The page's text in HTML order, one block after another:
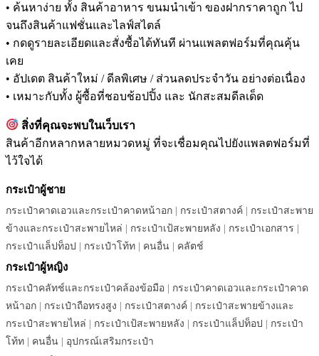
• ค้นหาง่าย ทั้ง สินค้าอาหาร ขนมนำเข้า ของฝากราคาถูก ไป
จนถึงสินค้าแฟชั่นและไลฟ์สไตล์
• กดดูรายละเอียดและสั่งซื้อได้ทันที ผ่านแพลตฟอร์มที่คุณคุ้น
เคย
• อัปเดต สินค้าใหม่ / ดีลพิเศษ / ส่วนลดประจำวัน อย่างต่อเนื่อง
• เหมาะกับทั้ง ผู้ซื้อที่ชอบช้อปปิ้ง และ นักสะสมดีลเด็ด
สิ่งที่คุณจะพบในเว็บเรา
สินค้าอีกหลากหลายหมวดหมู่ ที่จะเชื่อมคุณไปยังแพลตฟอร์มที่
ไว้ใจได้
กระเป๋าผู้ชาย
กระเป๋าคาดเอวและกระเป๋าคาดหน้าอก | กระเป๋าสตางค์ | กระเป๋าสะพาย
ข้างและกระเป๋าสะพายไหล่ | กระเป๋าเป้สะพายหลัง | กระเป๋าเอกสาร |
กระเป๋าแล็ปท็อป | กระเป๋าโท้ท | คนอื่น | คลัตช์
กระเป๋าผู้หญิง
กระเป๋าคลัทช์และกระเป๋าคล้องข้อมือ | กระเป๋าคาดเอวและกระเป๋าคาด
หน้าอก | กระเป๋าถือทรงสูง | กระเป๋าสตางค์ | กระเป๋าสะพายข้างและ
กระเป๋าสะพายไหล่ | กระเป๋าเป้สะพายหลัง | กระเป๋าแล็ปท็อป | กระเป๋า
โท้ท | คนอื่น | อุปกรณ์เสริมกระเป๋า